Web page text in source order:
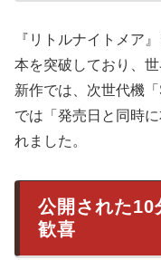
『リトルナイトメア
本を突破しており、
新作では、次世代機
では「発売日と同時
れました。
公開された10
歓喜